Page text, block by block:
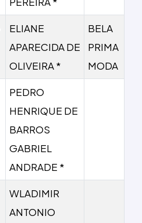
ELIANE
APARECIDA DE
OLIVEIRA *
BELA
PRIMA
MODA
PEDRO
HENRIQUE DE
BARROS
GABRIEL
ANDRADE *
WLADIMIR
ANTONIO